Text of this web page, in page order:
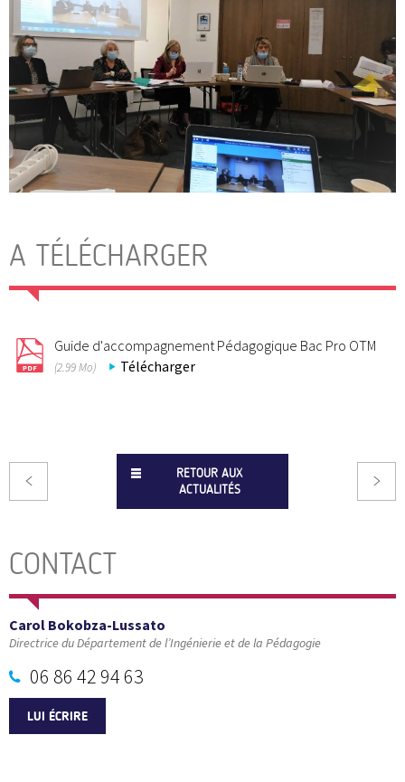
A TÉLÉCHARGER
Guide d'accompagnement Pédagogique Bac Pro OTM
(2.99 Mo) Télécharger
RETOUR AUX
ACTUALITÉS
CONTACT
Carol Bokobza-Lussato
Directrice du Département de l’Ingénierie et de la Pédagogie
06 86 42 94 63
LUI ÉCRIRE